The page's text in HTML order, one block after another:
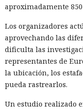
aproximadamente
Los organizadores
aprovechando las
dificulta las
representantes de
la ubicación, los
pueda rastrearlos.
Un estudio realizado